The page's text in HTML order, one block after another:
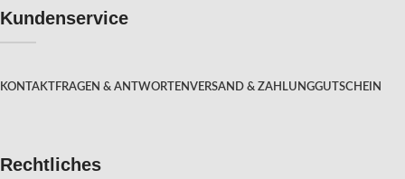
Kundenservice
KONTAKT FRAGEN & ANTWORTENVERSAND & ZAHLUNGGUTSCHEIN
Rechtliches